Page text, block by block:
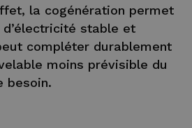
la cogénération permet
stable et
compléter durablement
moins prévisible du
besoin.